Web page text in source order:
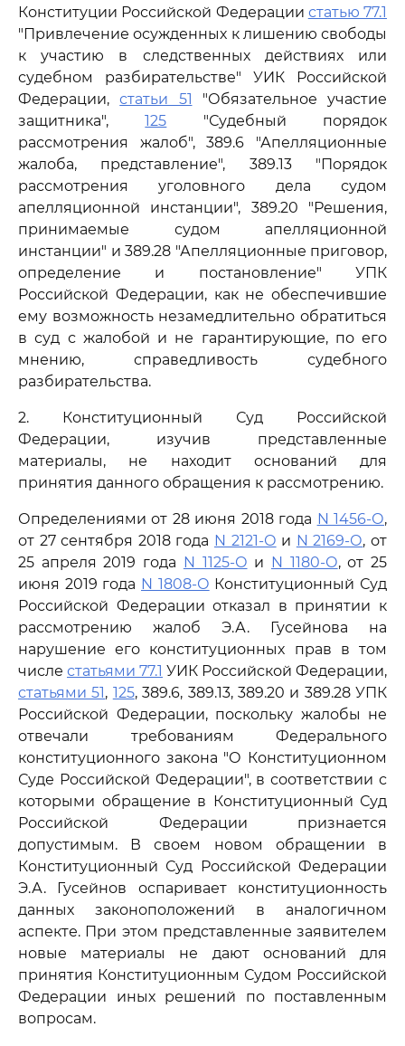
Конституции Российской Федерации статью 77.1
"Привлечение осужденных к лишению свободы
к участию в следственных действиях или
судебном разбирательстве" УИК Российской
Федерации,статьи 51 "Обязательное участие
защитника",125 "Судебный порядок
рассмотрения жалоб", 389.6 "Апелляционные
жалоба, представление", 389.13 "Порядок
рассмотрения уголовного дела судом
апелляционной инстанции", 389.20 "Решения,
принимаемые судом апелляционной
инстанции" и 389.28 "Апелляционные приговор,
определение и постановление" УПК
Российской Федерации, как не обеспечившие
ему возможность незамедлительно обратиться
в суд с жалобой и не гарантирующие, по его
мнению, справедливость судебного
разбирательства.
2. Конституционный Суд Российской
Федерации, изучив представленные
материалы, не находит оснований для
принятия данного обращения к рассмотрению.
Определениями от 28 июня 2018 года N 1456-О,
от 27 сентября 2018 года N 2121-О и N 2169-О, от
25 апреля 2019 года N 1125-О и N 1180-О, от 25
июня 2019 года N 1808-О Конституционный Суд
Российской Федерации отказал в принятии к
рассмотрению жалоб Э.А. Гусейнова на
нарушение его конституционных прав в том
числе статьями 77.1 УИК Российской Федерации,
статьями 51, 125, 389.6, 389.13, 389.20 и 389.28 УПК
Российской Федерации, поскольку жалобы не
отвечали требованиям Федерального
конституционного закона "О Конституционном
Суде Российской Федерации", в соответствии с
которыми обращение в Конституционный Суд
Российской Федерации признается
допустимым. В своем новом обращении в
Конституционный Суд Российской Федерации
Э.А. Гусейнов оспаривает конституционность
данных законоположений в аналогичном
аспекте. При этом представленные заявителем
новые материалы не дают оснований для
принятия Конституционным Судом Российской
Федерации иных решений по поставленным
вопросам.